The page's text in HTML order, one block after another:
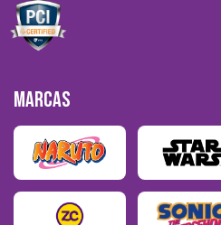
MARCAS